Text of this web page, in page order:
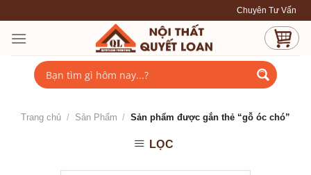
content
Chuyên Tư Vấn - Thiết
Trang chủ / Sản Phẩm / Sản phẩm được gắn thẻ “gỗ óc chó”
LỌC